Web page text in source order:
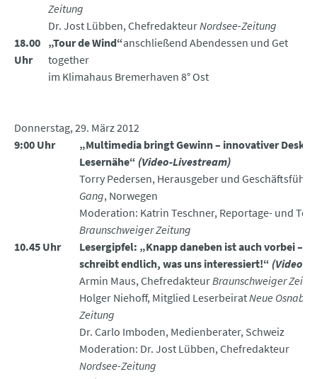
Zeitung
Dr. Jost Lübben, ChefredakteurNordsee-Zeitung
18.00
Uhr
„Tour de Wind“anschließend Abendessen und Get
together
im Klimahaus Bremerhaven 8° Ost
Donnerstag, 29. März 2012
9:00 Uhr
„Multimedia bringt Gewinn – innovativer Desk
Lesernähe“ (Video-Livestream)
Torry Pedersen, Herausgeber und
Gang, Norwegen
Moderation: Katrin Teschner, Reportage- und
Braunschweiger Zeitung
10.45 Uhr
Lesergipfel: „Knapp daneben ist auch vorbei –
schreibt endlich, was uns interessiert!“ (Video-
Armin Maus, ChefredakteurBraunschweiger
Holger Niehoff, Mitglied LeserbeiratNeue
Zeitung
Dr. Carlo Imboden, Medienberater, Schweiz
Moderation: Dr. Jost Lübben, Chefredakteur
Nordsee-Zeitung